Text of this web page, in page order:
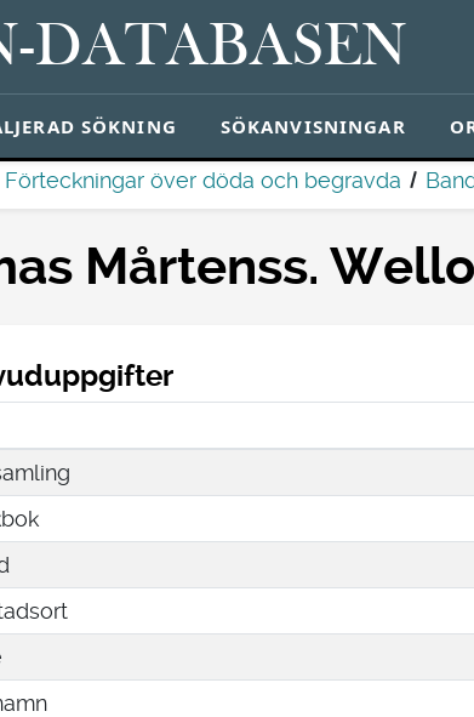
DATABASEN
SÖKNING SÖKANVISNINGAR
Förteckningar över döda och begravda
Mårtenss.